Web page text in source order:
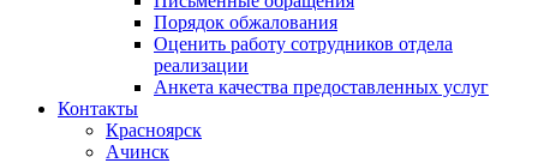
Порядок обжалования
Оценить работу сотрудников отдела
реализации
Анкета качества предоставленных услуг
Контакты
Красноярск
Ачинск